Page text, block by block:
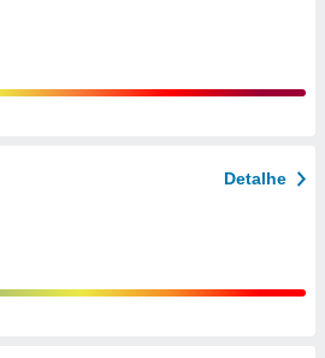
Detalhe